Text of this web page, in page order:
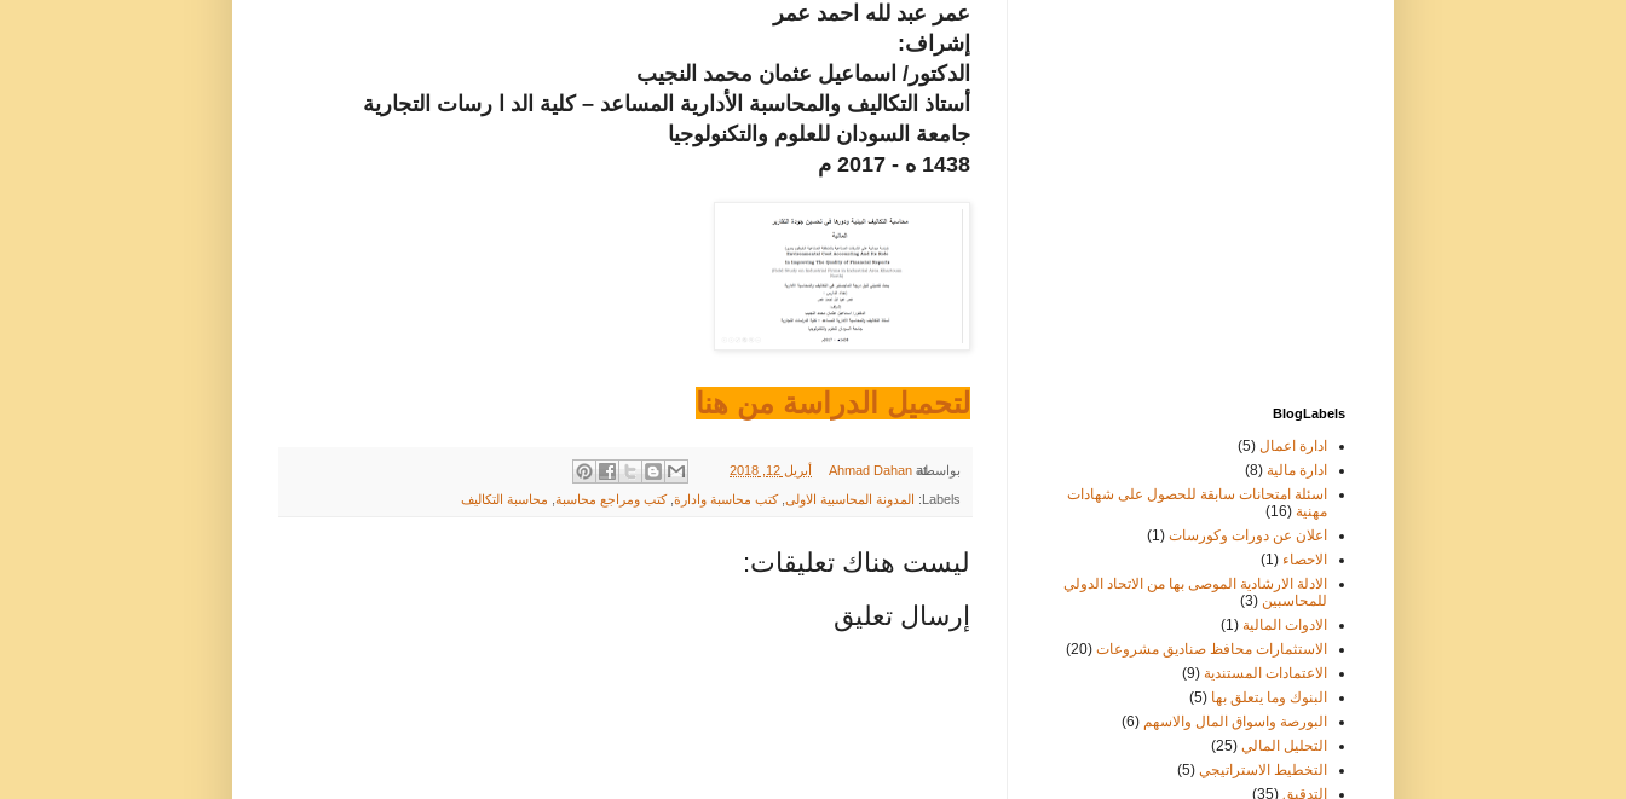
عمر عبد لله احمد عمر
إشراف:
الدكتور/ اسماعیل عثمان محمد النجیب
أستاذ التكالیف والمحاسبة الأداریة المساعد – كلیة الد ا رسات التجاریة
جامعة السودان للعلوم والتكنولوجیا
1438 ه - 2017 م
لتحميل الدراسة من هنا
بواسطة Ahmad Dahan at أبريل 12, 2018
Labels: المدونة المحاسبية الاولى,كتب محاسبة وادارة,كتب ومراجع محاسبة, محاسبة التكاليف
ليست هناك تعليقات:
إرسال تعليق
BlogLabels
ادارة اعمال (5)
ادارة مالية (8)
اسئلة امتحانات سابقة للحصول على شهادات
مهنية (16)
اعلان عن دورات وكورسات (1)
الاحصاء (1)
الادلة الارشادية الموصى بها من الاتحاد الدولي
للمحاسبين (3)
الادوات المالية (1)
الاستثمارات محافظ صناديق مشروعات (20)
الاعتمادات المستندية (9)
البنوك وما يتعلق بها (5)
البورصة واسواق المال والاسهم (6)
التحليل المالي (25)
التخطيط الاستراتيجي (5)
التدقيق (35)